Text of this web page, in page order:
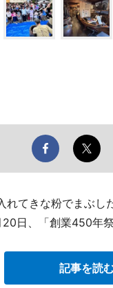
れてきな粉でまぶ
日、「創業450年祭
記事を読